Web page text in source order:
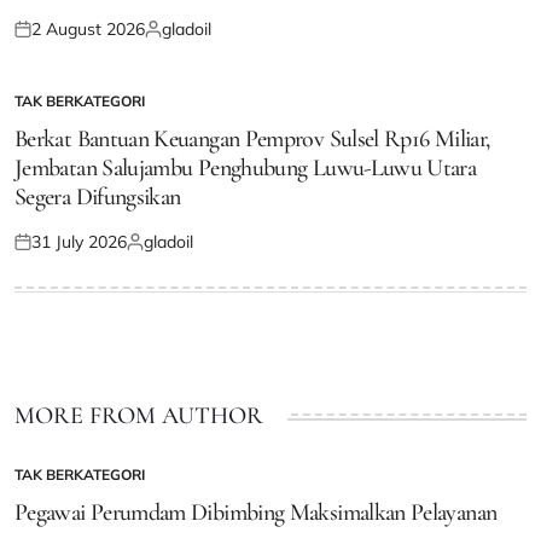
Posted
2 August 2026Posted
gladoil
POSTED
IN
TAK BERKATEGORI
Berkat Bantuan Keuangan Pemprov Sulsel Rp16 Miliar,
Jembatan Salujambu Penghubung Luwu-Luwu Utara
Segera Difungsikan
Posted
31 July 2026Posted
gladoil
MORE FROM AUTHOR
POSTED
IN
TAK BERKATEGORI
Pegawai Perumdam Dibimbing Maksimalkan Pelayanan